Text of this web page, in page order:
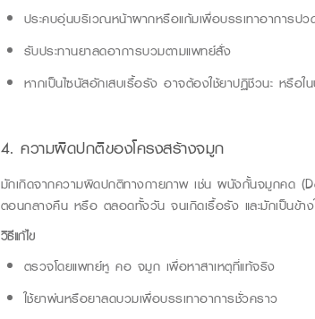
ประคบอุ่นบริเวณหน้าผากหรือแก้มเพื่อบรรเทาอาการปว
รับประทานยาลดอาการบวมตามแพทย์สั่ง
หากเป็นไซนัสอักเสบเรื้อรัง อาจต้องใช้ยาปฏิชีวนะ หรือ
4. ความผิดปกติของโครงสร้างจมูก
มักเกิดจากความผิดปกติทางกายภาพ เช่น ผนังกั้นจมูกคด (
ตอนกลางคืน หรือ ตลอดทั้งวัน จนเกิดเรื้อรัง และมักเป็นข้า
วิธีแก้ไข
ตรวจโดยแพทย์หู คอ จมูก เพื่อหาสาเหตุที่แท้จริง
ใช้ยาพ่นหรือยาลดบวมเพื่อบรรเทาอาการชั่วคราว